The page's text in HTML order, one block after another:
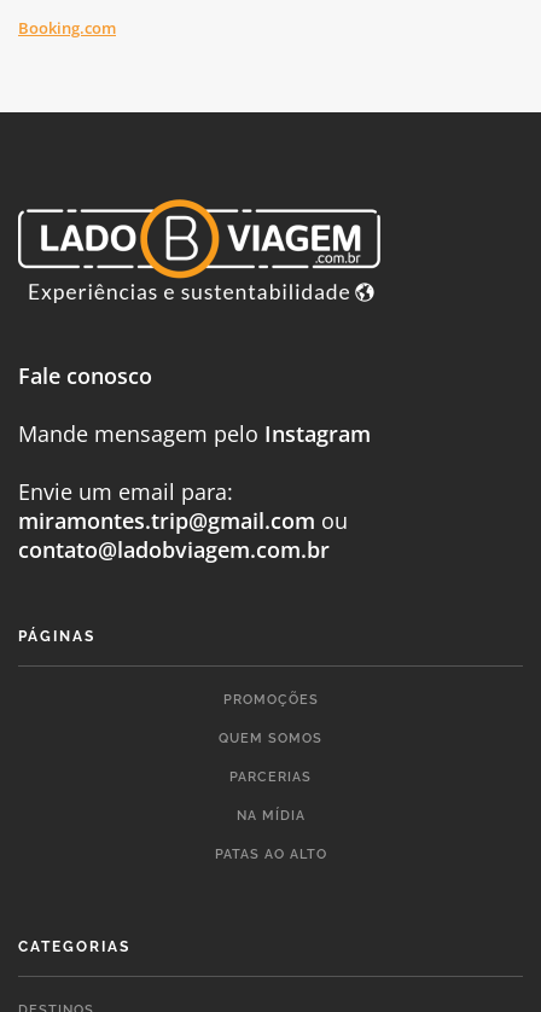
Booking.com
Fale conosco
Mande mensagem pelo Instagram
Envie um email para:
miramontes.trip@gmail.com ou
contato@ladobviagem.com.br
PÁGINAS
PROMOÇÕES
QUEM SOMOS
PARCERIAS
NA MÍDIA
PATAS AO ALTO
CATEGORIAS